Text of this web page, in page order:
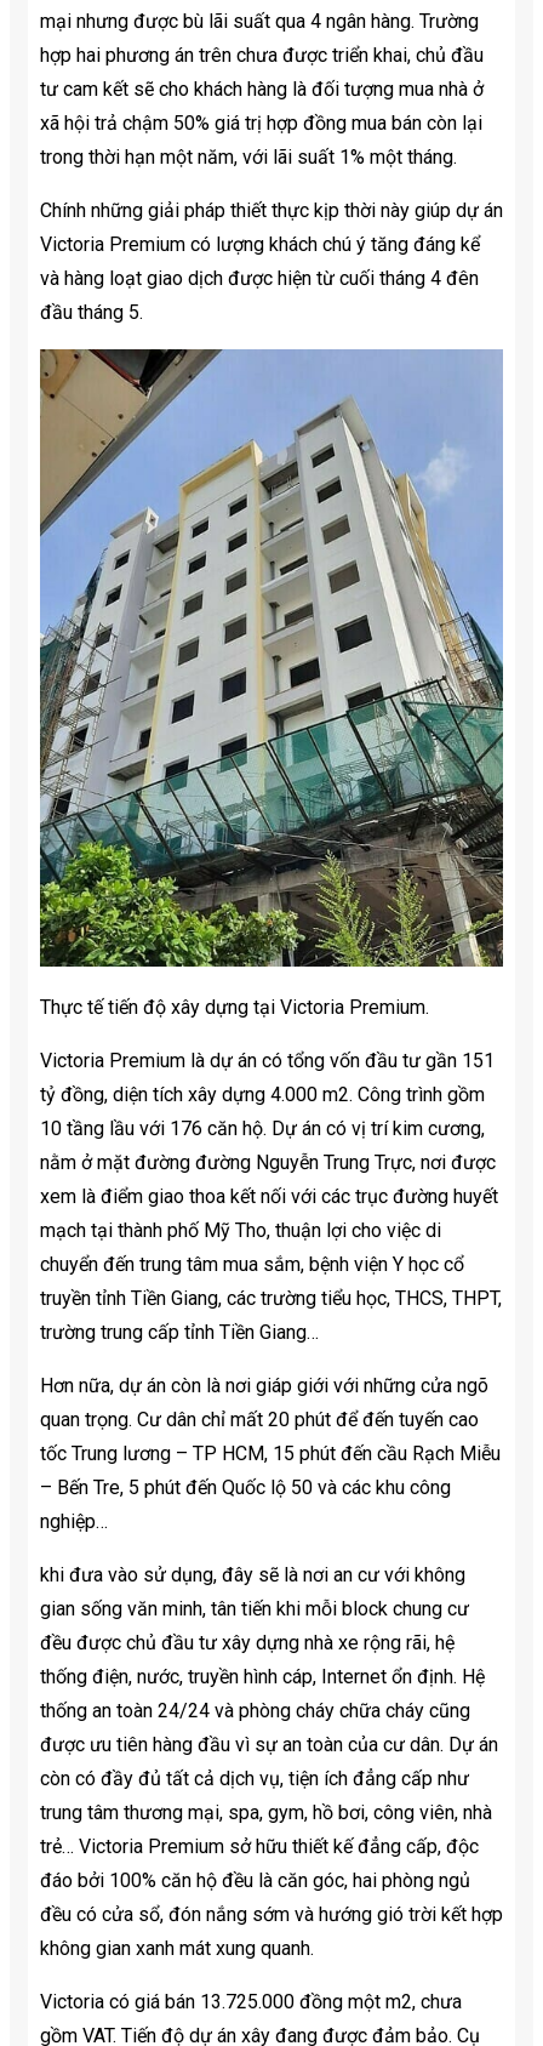
mại nhưng được bù lãi suất qua 4 ngân hàng. Trường
hợp hai phương án trên chưa được triển khai, chủ đầu
tư cam kết sẽ cho khách hàng là đối tượng mua nhà ở
xã hội trả chậm 50% giá trị hợp đồng mua bán còn lại
trong thời hạn một năm, với lãi suất 1% một tháng.
Chính những giải pháp thiết thực kịp thời này giúp dự án
Victoria Premium có lượng khách chú ý tăng đáng kể
và hàng loạt giao dịch được hiện từ cuối tháng 4 đên
đầu tháng 5.
Thực tế tiến độ xây dựng tại Victoria Premium.
Victoria Premium là dự án có tổng vốn đầu tư gần 151
tỷ đồng, diện tích xây dựng 4.000 m2. Công trình gồm
10 tầng lầu với 176 căn hộ. Dự án có vị trí kim cương,
nằm ở mặt đường đường Nguyễn Trung Trực, nơi được
xem là điểm giao thoa kết nối với các trục đường huyết
mạch tại thành phố Mỹ Tho, thuận lợi cho việc di
chuyển đến trung tâm mua sắm, bệnh viện Y học cổ
truyền tỉnh Tiền Giang, các trường tiểu học, THCS, THPT,
trường trung cấp tỉnh Tiền Giang…
Hơn nữa, dự án còn là nơi giáp giới với những cửa ngõ
quan trọng. Cư dân chỉ mất 20 phút để đến tuyến cao
tốc Trung lương – TP HCM, 15 phút đến cầu Rạch Miễu
– Bến Tre, 5 phút đến Quốc lộ 50 và các khu công
nghiệp…
khi đưa vào sử dụng, đây sẽ là nơi an cư với không
gian sống văn minh, tân tiến khi mỗi block chung cư
đều được chủ đầu tư xây dựng nhà xe rộng rãi, hệ
thống điện, nước, truyền hình cáp, Internet ổn định. Hệ
thống an toàn 24/24 và phòng cháy chữa cháy cũng
được ưu tiên hàng đầu vì sự an toàn của cư dân. Dự án
còn có đầy đủ tất cả dịch vụ, tiện ích đẳng cấp như
trung tâm thương mại, spa, gym, hồ bơi, công viên, nhà
trẻ… Victoria Premium sở hữu thiết kế đẳng cấp, độc
đáo bởi 100% căn hộ đều là căn góc, hai phòng ngủ
đều có cửa sổ, đón nắng sớm và hướng gió trời kết hợp
không gian xanh mát xung quanh.
Victoria có giá bán 13.725.000 đồng một m2, chưa
gồm VAT. Tiến độ dự án xây đang được đảm bảo. Cụ